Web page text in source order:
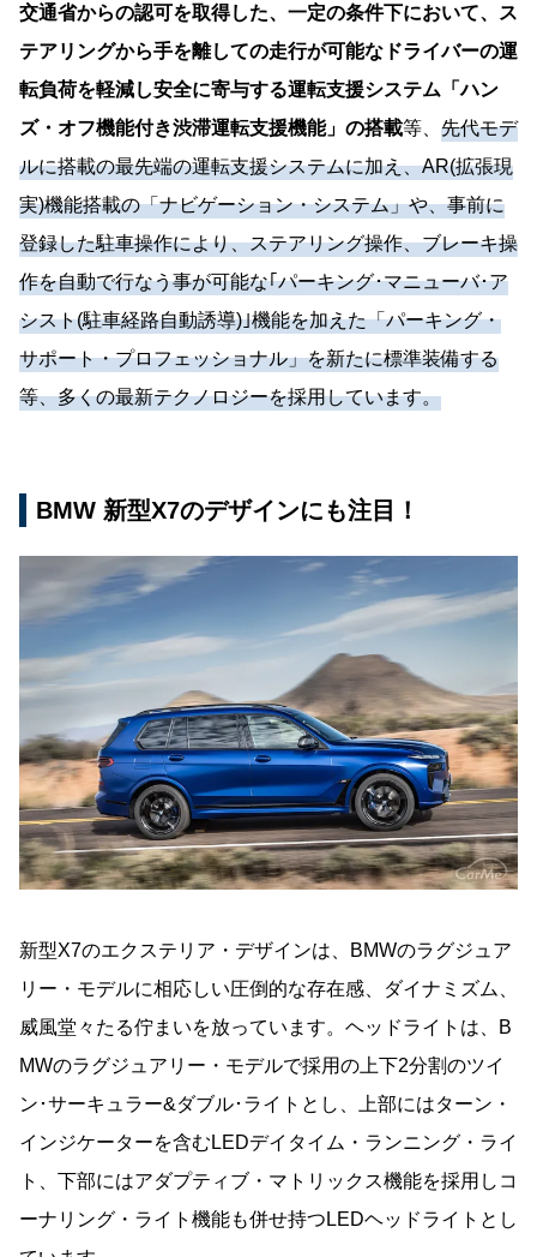
交通省からの認可を取得した、一定の条件下において、ス
テアリングから手を離しての走行が可能なドライバーの運
転負荷を軽減し安全に寄与する運転支援システム「ハン
ズ・オフ機能付き渋滞運転支援機能」の搭載等、 先代モデ
ルに搭載の最先端の運転支援システムに加え、AR(拡張現
実)機能搭載の「ナビゲーション・システム」や、事前に
登録した駐車操作により、ステアリング操作、ブレーキ操
作を自動で行なう事が可能な｢パーキング･マニューバ･ア
シスト(駐車経路自動誘導)｣機能を加えた「パーキング・
サポート・プロフェッショナル」を新たに標準装備する
等、多くの最新テクノロジーを採用しています。
BMW 新型X7のデザインにも注目！
新型X7のエクステリア・デザインは、BMWのラグジュア
リー・モデルに相応しい圧倒的な存在感、ダイナミズム、
威風堂々たる佇まいを放っています。ヘッドライトは、B
MWのラグジュアリー・モデルで採用の上下2分割のツイ
ン･サーキュラー&ダブル･ライトとし、上部にはターン・
インジケーターを含むLEDデイタイム・ランニング・ライ
ト、下部にはアダプティブ・マトリックス機能を採用しコ
ーナリング・ライト機能も併せ持つLEDヘッドライトとし